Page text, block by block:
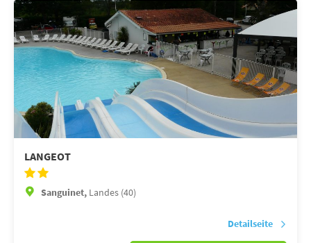
LANGEOT
Sanguinet, Landes (40)
Detailseite